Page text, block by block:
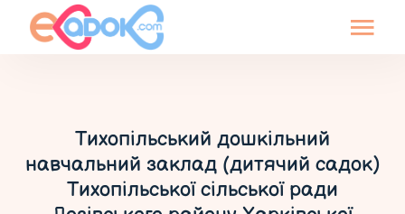
Тихопільський дошкільний
навчальний заклад (дитячий садок)
Тихопільської сільської ради